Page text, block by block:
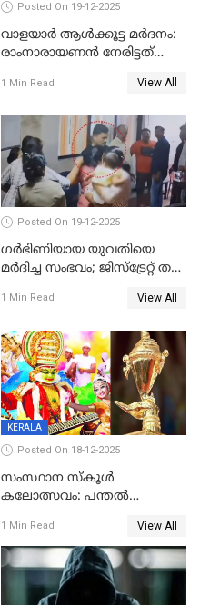
Posted On 19-12-2025
വാളയാർ ആൾക്കൂട്ട മർദനം:
രാംനാരായണൻ നേരിട്ടത്
നാൽപ്പതിലേറെ
റിപ്പോർട്ട്
1 Min Read View All
Posted On 19-12-2025
ഗര്‍ഭിണിയായ യുവതിയെ
മര്‍ദിച്ച സംഭവം; ജിസ്‌ട്രേറ്റ് തല
യുവതി
1 Min Read View All
KERALA
Posted On 18-12-2025
സംസ്ഥാന സ്കൂൾ
കലോത്സവം: പന്തൽ
1 Min Read View All